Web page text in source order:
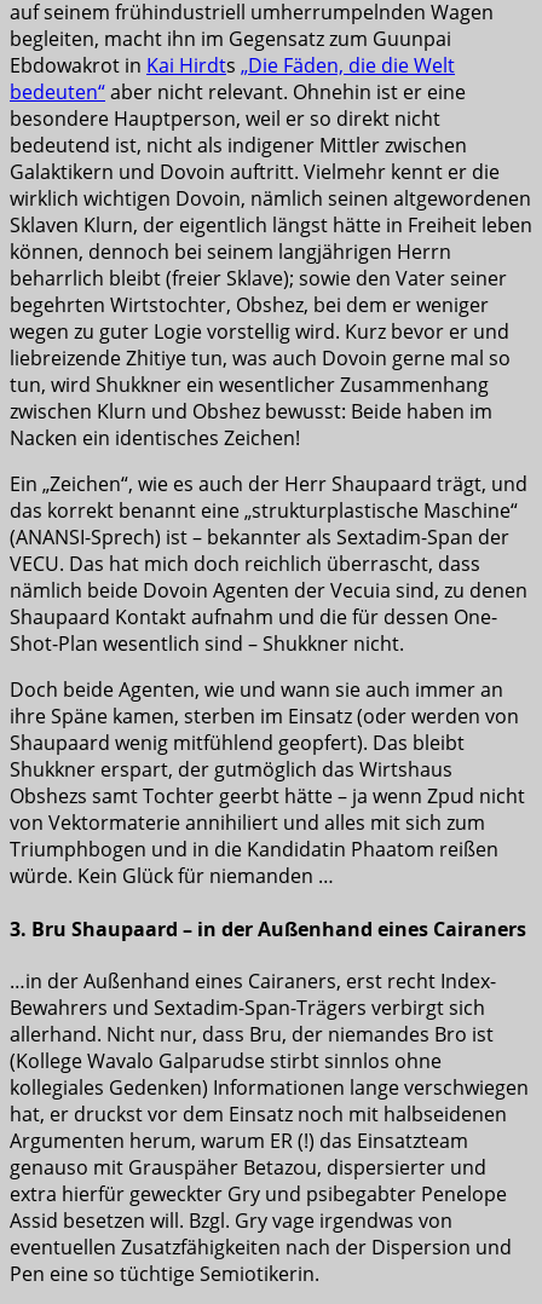
auf seinem frühindustriell umherrumpelnden Wagen
begleiten, macht ihn im Gegensatz zum Guunpai
Ebdowakrot in Kai Hirdts „Die Fäden, die die Welt
bedeuten“aber nicht relevant. Ohnehin ist er eine
besondere Hauptperson, weil er so direkt nicht
bedeutend ist, nicht als indigener Mittler zwischen
Galaktikern und Dovoin auftritt. Vielmehr kennt er die
wirklich wichtigen Dovoin, nämlich seinen altgewordenen
Sklaven Klurn, der eigentlich längst hätte in Freiheit leben
können, dennoch bei seinem langjährigen Herrn
beharrlich bleibt (freier Sklave); sowie den Vater seiner
begehrten Wirtstochter, Obshez, bei dem er weniger
wegen zu guter Logie vorstellig wird. Kurz bevor er und
liebreizende Zhitiye tun, was auch Dovoin gerne mal so
tun, wird Shukkner ein wesentlicher Zusammenhang
zwischen Klurn und Obshez bewusst: Beide haben im
Nacken ein identisches Zeichen!
Ein „Zeichen“, wie es auch der Herr Shaupaard trägt, und
das korrekt benannt eine „strukturplastische Maschine“
(ANANSI-Sprech) ist – bekannter als Sextadim-Span der
VECU. Das hat mich doch reichlich überrascht, dass
nämlich beide Dovoin Agenten der Vecuia sind, zu denen
Shaupaard Kontakt aufnahm und die für dessen One-
Shot-Plan wesentlich sind – Shukkner nicht.
Doch beide Agenten, wie und wann sie auch immer an
ihre Späne kamen, sterben im Einsatz (oder werden von
Shaupaard wenig mitfühlend geopfert). Das bleibt
Shukkner erspart, der gutmöglich das Wirtshaus
Obshezs samt Tochter geerbt hätte – ja wenn Zpud nicht
von Vektormaterie annihiliert und alles mit sich zum
Triumphbogen und in die Kandidatin Phaatom reißen
würde. Kein Glück für niemanden …
3. Bru Shaupaard – in der Außenhand eines Cairaners
…in der Außenhand eines Cairaners, erst recht Index-
Bewahrers und Sextadim-Span-Trägers verbirgt sich
allerhand. Nicht nur, dass Bru, der niemandes Bro ist
(Kollege Wavalo Galparudse stirbt sinnlos ohne
kollegiales Gedenken) Informationen lange verschwiegen
hat, er druckst vor dem Einsatz noch mit halbseidenen
Argumenten herum, warum ER (!) das Einsatzteam
genauso mit Grauspäher Betazou, dispersierter und
extra hierfür geweckter Gry und psibegabter Penelope
Assid besetzen will. Bzgl. Gry vage irgendwas von
eventuellen Zusatzfähigkeiten nach der Dispersion und
Pen eine so tüchtige Semiotikerin.